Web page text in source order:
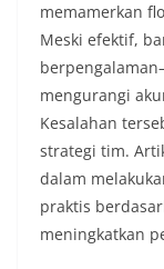
memamerkan
Meski efektif,
mengurangi
Kesalahan
strategi tim.
dalam
praktis
meningkatkan